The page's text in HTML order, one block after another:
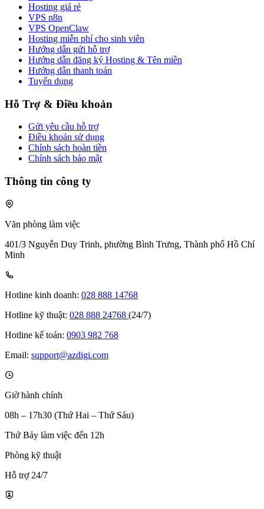
Hosting giá rẻ
VPS n8n
VPS OpenClaw
Hosting miễn phí cho sinh viên
Hướng dẫn gửi hỗ trợ
Hướng dẫn đăng ký Hosting & Tên miền
Hướng dẫn thanh toán
Tuyển dụng
Hỗ Trợ & Điều khoản
Gửi yêu cầu hỗ trợ
Điều khoản sử dụng
Chính sách hoàn tiền
Chính sách bảo mật
Thông tin công ty
Văn phòng làm việc
401/3 Nguyễn Duy Trinh, phường Bình Trưng, Thành phố Hồ Chí
Minh
Hotline kinh doanh: 028 888 14768
Hotline kỹ thuật: 028 888 24768 (24/7)
Hotline kế toán: 0903 982 768
Email: support@azdigi.com
Giờ hành chính
08h – 17h30 (Thứ Hai – Thứ Sáu)
Thứ Bảy làm việc đến 12h
Phòng kỹ thuật
Hỗ trợ 24/7